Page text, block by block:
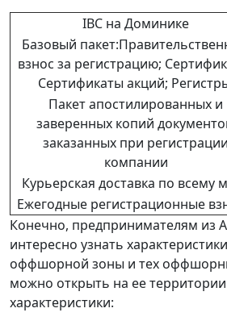
IBC на Доминике
Базовый
взнос за регистрацию;
Сертификаты акций;
Пакет апостилированных и
заверенных копий
заказанных при регистрации
компании
Курьерская доставка по всему
Ежегодные регистрационные
Конечно, предпринимателям из
интересно узнать
оффшорной зоны и тех
можно открыть на ее
характеристики: